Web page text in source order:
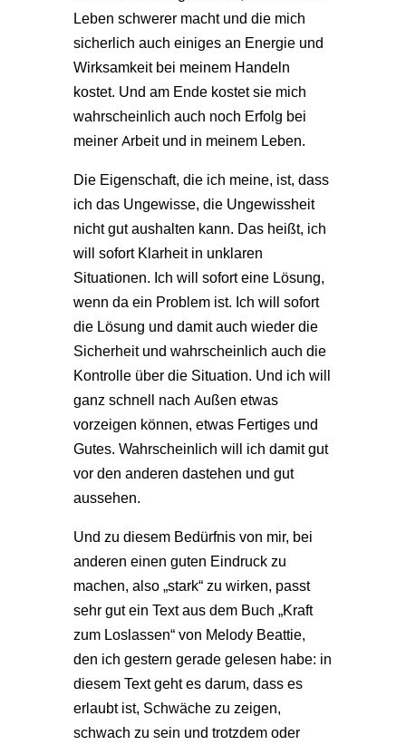
Leben schwerer macht und die mich
sicherlich auch einiges an Energie und
Wirksamkeit bei meinem Handeln
kostet. Und am Ende kostet sie mich
wahrscheinlich auch noch Erfolg bei
meiner Arbeit und in meinem Leben.
Die Eigenschaft, die ich meine, ist, dass
ich das Ungewisse, die Ungewissheit
nicht gut aushalten kann. Das heißt, ich
will sofort Klarheit in unklaren
Situationen. Ich will sofort eine Lösung,
wenn da ein Problem ist. Ich will sofort
die Lösung und damit auch wieder die
Sicherheit und wahrscheinlich auch die
Kontrolle über die Situation. Und ich will
ganz schnell nach Außen etwas
vorzeigen können, etwas Fertiges und
Gutes. Wahrscheinlich will ich damit gut
vor den anderen dastehen und gut
aussehen.
Und zu diesem Bedürfnis von mir, bei
anderen einen guten Eindruck zu
machen, also „stark“ zu wirken, passt
sehr gut ein Text aus dem Buch „Kraft
zum Loslassen“ von Melody Beattie,
den ich gestern gerade gelesen habe: in
diesem Text geht es darum, dass es
erlaubt ist, Schwäche zu zeigen,
schwach zu sein und trotzdem oder